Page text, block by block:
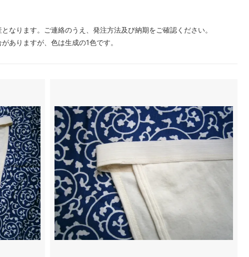
なります。ご連絡のうえ、発注方法及び納期をご確認ください。
ありますが、色は生成の1色です。